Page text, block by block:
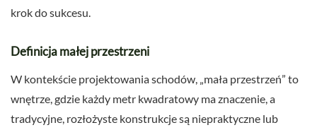
krok do sukcesu.
Definicja małej przestrzeni
W kontekście projektowania schodów, „mała przestrzeń” to
wnętrze, gdzie każdy metr kwadratowy ma znaczenie, a
tradycyjne, rozłożyste konstrukcje są niepraktyczne lub